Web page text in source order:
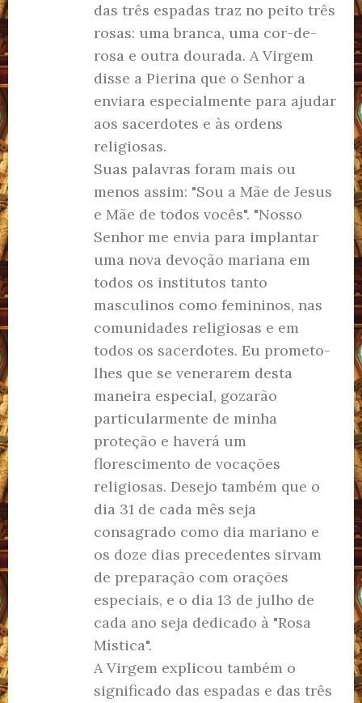
das três espadas traz no peito três
rosas: uma branca, uma cor-de-
rosa e outra dourada. A Virgem
disse a Pierina que o Senhor a
enviara especialmente para ajudar
aos sacerdotes e às ordens
religiosas.
Suas palavras foram mais ou
menos assim: "Sou a Mãe de Jesus
e Mãe de todos vocês". "Nosso
Senhor me envia para implantar
uma nova devoção mariana em
todos os institutos tanto
masculinos como femininos, nas
comunidades religiosas e em
todos os sacerdotes. Eu prometo-
lhes que se venerarem desta
maneira especial, gozarão
particularmente de minha
proteção e haverá um
florescimento de vocações
religiosas. Desejo também que o
dia 31 de cada mês seja
consagrado como dia mariano e
os doze dias precedentes sirvam
de preparação com orações
especiais, e o dia 13 de julho de
cada ano seja dedicado à "Rosa
Mística".
A Virgem explicou também o
significado das espadas e das três